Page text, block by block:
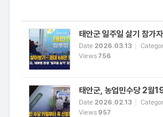
태안군 일주일 살기 참가
Date 2026.03.13
Views 756
태안군, 농업민수당 2월
Date 2026.02.13
Views 957